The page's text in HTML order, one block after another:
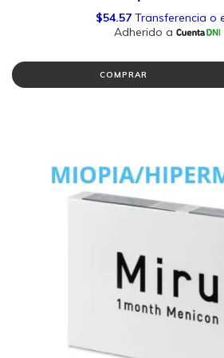
COMPRAR